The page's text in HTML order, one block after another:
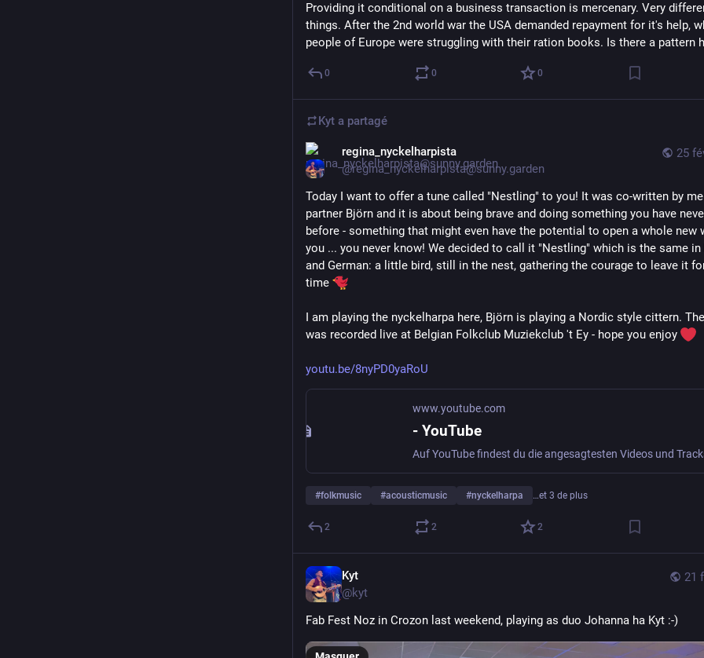
Providing it conditional on a business transaction is mercenary. Very
things. After the 2nd world war the USA demanded repayment for it's help,
people of Europe were struggling with their ration books. Is there a pattern
0 0 0
Kyt a partagé
25
regina_nyckelharpista
@regina_nyckelharpista@sunny.garden
Today I want to offer a tune called "Nestling" to you! It was co-written by
partner Björn and it is about being brave and doing something you have
before - something that might even have the potential to open a whole new
you ... you never know! We decided to call it "Nestling" which is the same in
and German: a little bird, still in the nest, gathering the courage to leave it
time
I am playing the nyckelharpa here, Björn is playing a Nordic style cittern.
was recorded live at Belgian Folkclub Muziekclub 't Ey - hope you enjoy
youtu.be/8nyPD0yaRoU
www.youtube.com
- YouTube
#folkmusic #acousticmusic #nyckelharpa …et 3 de plus
2 2 2
21
Kyt
@kyt
Fab Fest Noz in Crozon last weekend, playing as duo Johanna ha Kyt :-)